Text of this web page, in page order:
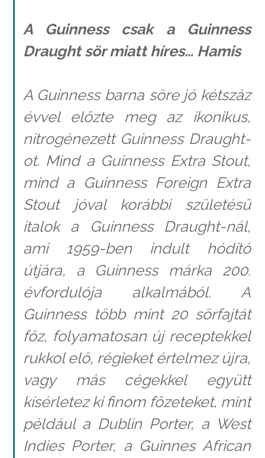
A Guinness csak a Guinness
Draught sör miatt híres… Hamis
A Guinness barna söre jó kétszáz
évvel előzte meg az ikonikus,
nitrogénezett Guinness Draught-
ot. Mind a Guinness Extra Stout,
mind a Guinness Foreign Extra
Stout jóval korábbi születésű
italok a Guinness Draught-nál,
ami 1959-ben indult hódító
útjára, a Guinness márka 200.
évfordulója alkalmából. A
Guinness több mint 20 sörfajtát
főz, folyamatosan új receptekkel
rukkol elő, régieket értelmez újra,
vagy más cégekkel együtt
kísérletez ki finom főzeteket, mint
például a Dublin Porter, a West
Indies Porter, a Guinnes African